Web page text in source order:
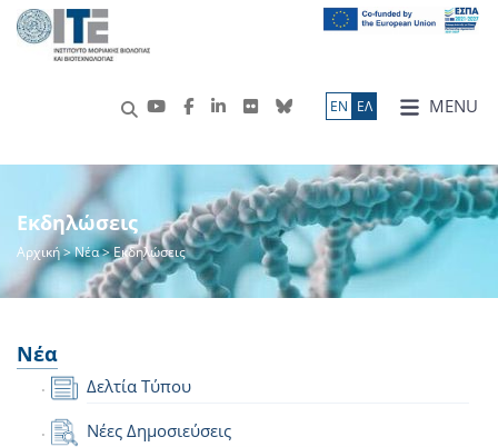
MENU
ΕN ΕΛ
Εκδηλώσεις
Αρχική>Νέα> Εκδηλώσεις
Νέα
Δελτία Τύπου
Νέες Δημοσιεύσεις